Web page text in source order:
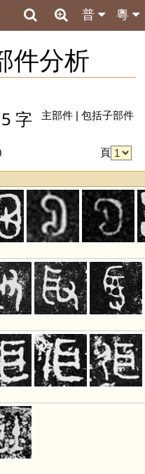
粵
普
件分析
字 主部件| 包括子部件
頁